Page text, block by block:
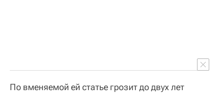
По вменяемой ей статье грозит до двух лет